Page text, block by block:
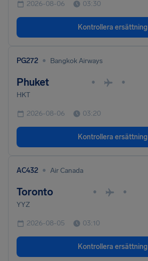
2026-08-06 03:30
Kontrollera ersättning
PG272 • Bangkok Airways
Phuket • •
HKT
2026-08-06 03:20
Kontrollera ersättning
AC432 • Air Canada
Toronto • •
YYZ
2026-08-05 03:10
Kontrollera ersättning